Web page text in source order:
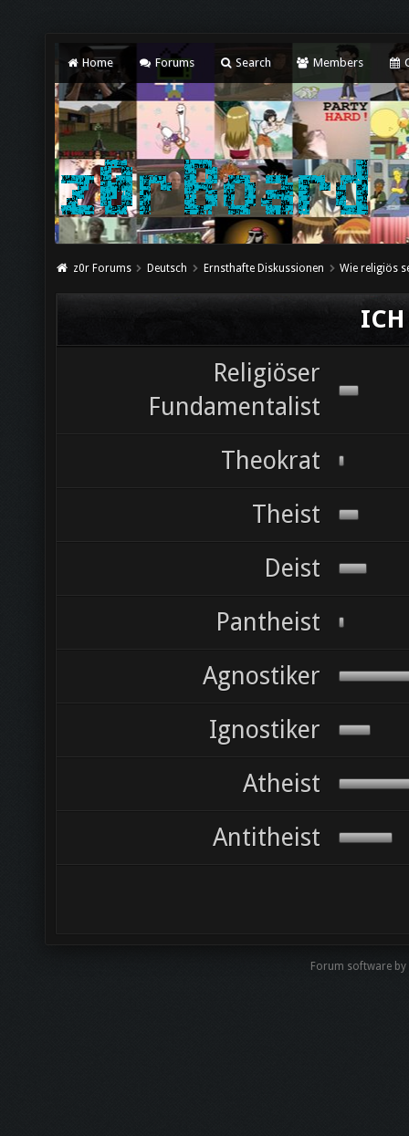
Home Forums Search Members
z0r Forums Deutsch Ernsthafte Diskussionen Wie religiös
Religiöser
Fundamentalist
Theokrat
Theist
Deist
Pantheist
Agnostiker
Ignostiker
Atheist
Antitheist
Forum software